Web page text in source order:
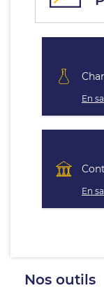
En
En
Nos outils